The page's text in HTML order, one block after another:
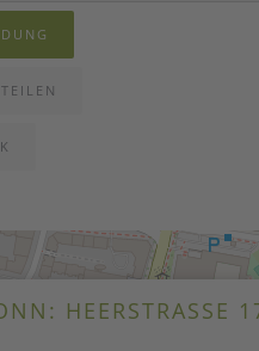
HEERSTRASSE